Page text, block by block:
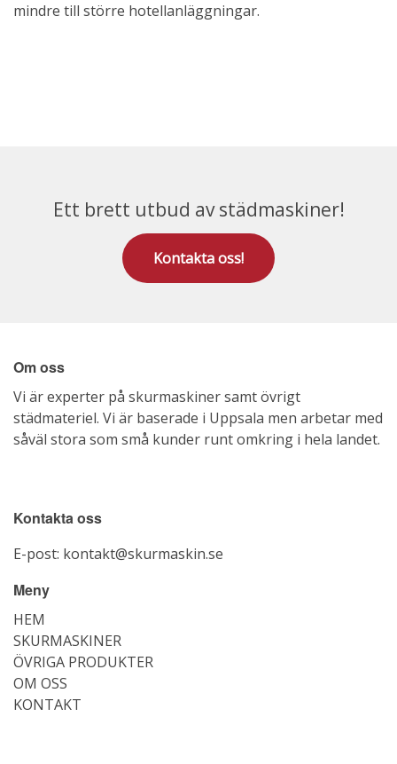
mindre till större hotellanläggningar.
Ett brett utbud av städmaskiner!
Kontakta oss!
Om oss
Vi är experter på skurmaskiner samt övrigt
städmateriel. Vi är baserade i Uppsala men arbetar med
såväl stora som små kunder runt omkring i hela landet.
Kontakta oss
E-post: kontakt@skurmaskin.se
Meny
HEM
SKURMASKINER
ÖVRIGA PRODUKTER
OM OSS
KONTAKT